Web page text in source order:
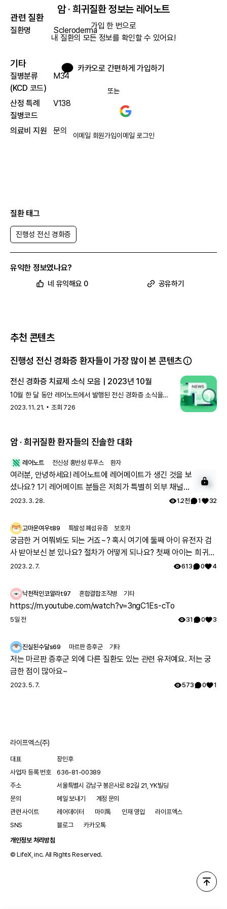
관련 질환
질환명 Scleroderma
기타
질병분류
(KCD 코드)
M34
산정 특례
질병코드
V138
의료비 지원 문의
암 · 희귀질환 정보는 레어노트
가입 한 번으로
내 질환의 모든 정보를 확인할 수 있어요!
카카오로 간편하게 가입하기
또는
이메일 회원가입이메일 로그인
질환 태그
진행성 전신 경화증
유익한 정보였나요?
네 유익해요 0 공유하기
추천 콘텐츠
진행성 전신 경화증 환자들이 가장 많이 본 콘텐츠
전신 경화증 치료제 소식 모음 | 2023년 10월
10월 한 달 동안 레어노트에서 발행된 전신 경화증 소식을
정리해 보았어요. 카발레타 바이오의 CABA-201, FDA 임상
2023. 11. 21. 조회 726
암 · 희귀질환 환자들의 진솔한 대화
레어노트 전신성 홍반성 루푸스 환자
여러분, 안녕하세요! 레어노트에 레어메이트가 생긴 것을 보
셨나요? 1기 레어메이트 분들은 저희가 특별히 외부 채널에
서 투병기를 상세하게 올려주시는 분들을 모셔 왔는데요. 이
아래 구글 폼을 통해 신청해 주시면, 별도 안내 사항을 보내
드리겠습니다. 많은 관심과 참여 부탁드립니다. ➡️ 레어메이
트 사전 신청하기:
트가 되면 어떤 혜택이 있을까요? - 내가 쓴 게시글이 맨 위
- 레어메이트 배지를 부여받아 보다 영향력 있는 회원이 될
수 있습니다. - 왕성한 활동을 기대하는 마음으로 레어노트
굿즈를 드립니다. - 내가 작성한 건강 설문이 다른 환자를 위
레어노트에 소개됩니다. Q. 레어메이트란 무엇이고, 어떤 활
동을 하게 될까요? - 레어메이트는 레어노트를 대표해 커뮤
니티 생태계를 만들고 활동하는 회원입니다. - 내가 겪은 치
료 경험을 공유해 다른 레어노트 회원들의 귀감이 됩니다. -
2023. 3. 28. 1.2천 1 32
고마운여우t89 특발성 폐섬유증 보호자
궁금한 거 여쭤봐도 되는 거죠~? 혹시 여기에 둘째 아이 유전자 검
사 받아보신 분 있나요? 절차가 어떻게 되나요? 첫째 아이는 희귀질
환 진단받았고, 당시에 애기 아빠랑 저랑 유전자 검사했는데 돌연변
걱정스러워서리.. 다들 몇주차에 무슨 검사하셨나요? 도움 좀 주심
감사하겠습니다.
2023. 2. 7. 613 0 4
낙천적인코알라t97 혼합결합조직병 기타
https://m.youtube.com/watch?v=3ngC1Es-cTo
5일 전 31 0 3
진실된수달s69 마르판 증후군 기타
저는 마르판 증후군 외에 다른 질환도 있는 관련 유저예요. 저는 궁
금한 점이 많아요~
2023. 5. 7. 573 0 1
라이프엑스(주)
대표
장민후
사업자 등록 번호
636-81-00389
주소
서울특별시 강남구 봉은사로 82길 21, YK빌딩
문의
메일 보내기
계정 문의
관련 사이트
레어데이터 마미톡 인재 영입
라이프엑스
SNS
블로그
카카오톡
개인정보 처리방침
© LifeX, inc. All Rights Reserved.